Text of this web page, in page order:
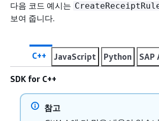
다음 코드 예시는
보여 줍니다.
C++ JavaScript Python SAP
SDK for C++
참고